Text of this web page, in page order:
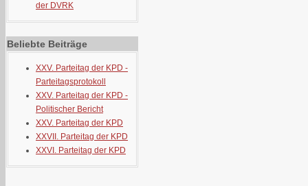
der DVRK
Beliebte Beiträge
XXV. Parteitag der KPD -
Parteitagsprotokoll
XXV. Parteitag der KPD -
Politischer Bericht
XXV. Parteitag der KPD
XXVII. Parteitag der KPD
XXVI. Parteitag der KPD